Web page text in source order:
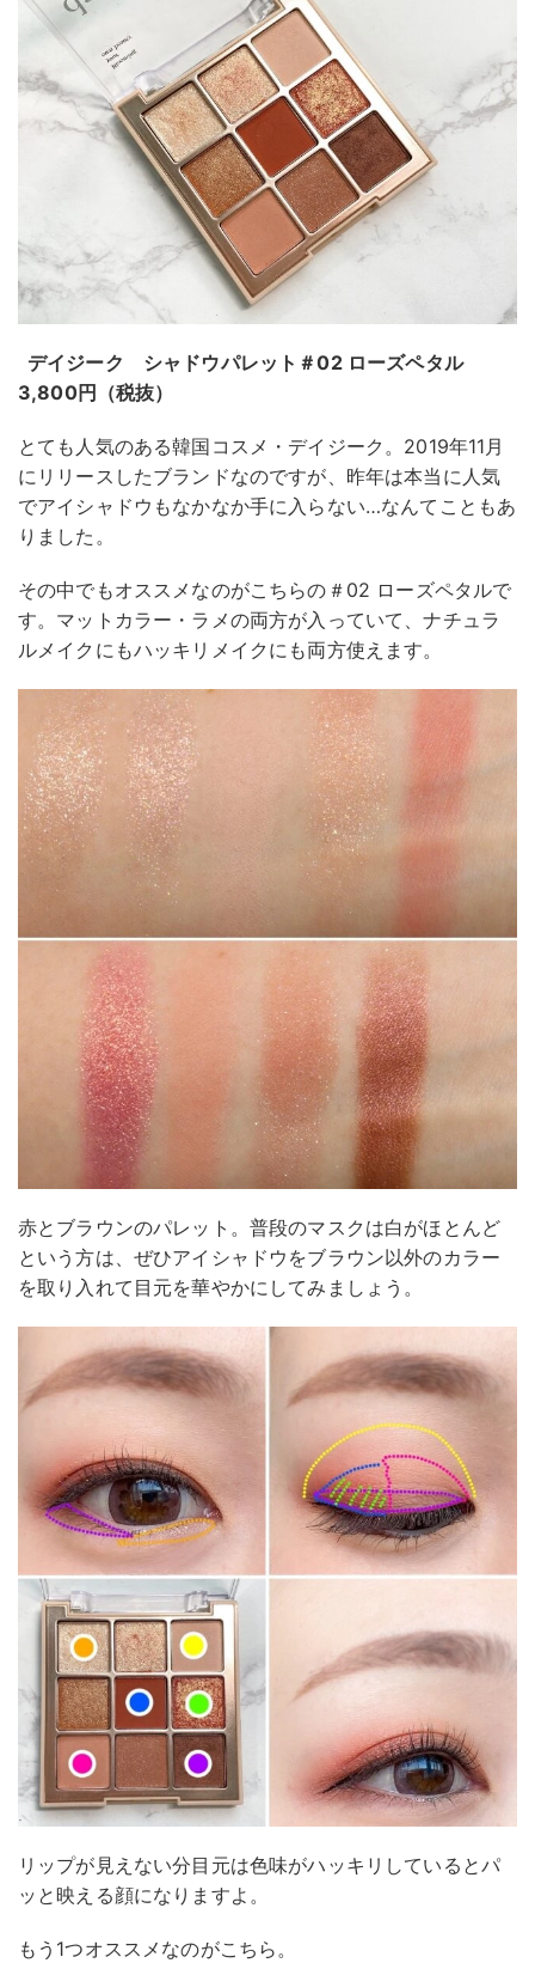
デイジーク シャドウパレット＃02 ローズペタル
3,800円（税抜）
とても人気のある韓国コスメ・デイジーク。2019年11月
にリリースしたブランドなのですが、昨年は本当に人気
でアイシャドウもなかなか手に入らない…なんてこともあ
りました。
その中でもオススメなのがこちらの＃02 ローズペタルで
す。マットカラー・ラメの両方が入っていて、ナチュラ
ルメイクにもハッキリメイクにも両方使えます。
赤とブラウンのパレット。普段のマスクは白がほとんど
という方は、ぜひアイシャドウをブラウン以外のカラー
を取り入れて目元を華やかにしてみましょう。
リップが見えない分目元は色味がハッキリしているとパ
ッと映える顔になりますよ。
もう1つオススメなのがこちら。